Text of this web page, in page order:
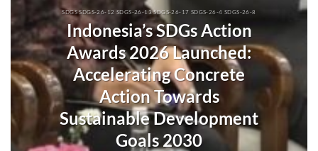
SDGS SDGS-26-12 SDGS-26-13 SDGS-26-17 SDGS-26-4 SDGS-26-8
Indonesia’s SDGs Action
Awards 2026 Launched:
Accelerating Concrete
Action Towards
Sustainable Development
Goals 2030